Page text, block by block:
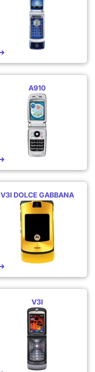
A910
V3I DOLCE GABBANA
V3I